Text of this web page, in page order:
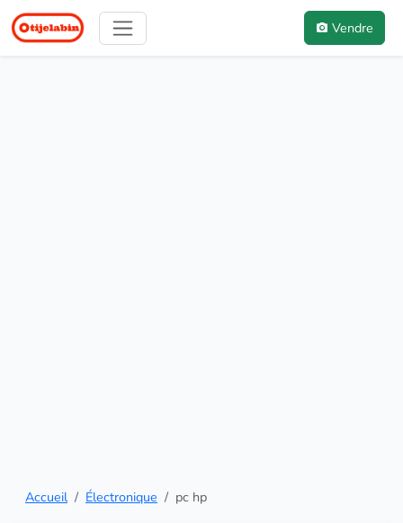
Vendre
Accueil Électronique pc hp